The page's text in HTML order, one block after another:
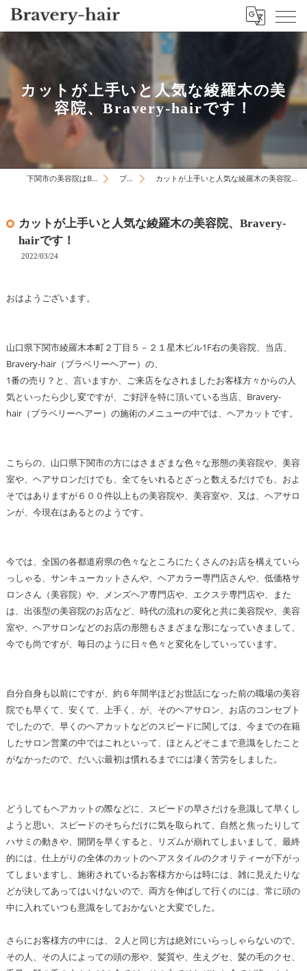
カットが上手いと人気な綾羅木の美
容院、Bravery-hairです！
下関市の美容院はBravery-hair ブログ カットが上手いと人気な綾羅木の美容院、Bravery-hairです！
カットが上手いと人気な綾羅木の美容院、Bravery-
hairです！
2022/03/24
おはようございます。
山口県下関市綾羅木本町２丁目５－２１星木ビル1F右の美容院、当店、
Bravery-hair（ブラベリーヘアー）の、
1番の売り？と、言いますか、ご来店をなされましたお客様方々からの人
気といったら少し変ですが、ご好評を特に頂いている当店、Bravery-
hair（ブラベリーヘアー）の施術のメニューの中では、ヘアカットです。
こちらの、山口県下関市の方にはさまざまな色々な形態の美容院や、美容
室や、ヘアサロンだけでも、全てをいれるとざっと数えるだけでも、およ
そではありますが６００件以上もの美容院や、美容室や、又は、ヘアサロ
ンが、今現在はあるとのようです。
今では、全国の各都道府県の色々なところにたくさんのお店を構えていら
っしゃる、サンキューカットさんや、ヘアカラー専門店さんや、低価格サ
ロンさん（美容院）や、メンズヘア専門店や、エクステ専門店や、また
は、出張型の美容院のお店など、時代の流れの変化と共に美容院や、美容
室や、ヘアサロンなどのお店の形態もさまざまな形になっていきまして、
今でも尚ですが、毎日のように日々色々と変化をしていっています。
自分自身も以前にですが、約６年間半ほどお世話になった前の職場の美容
院でも早くて、安くて、上手く、が、そのヘアサロン、お店のコンセプト
でしたので、早くのヘアカットなどのスピードに関しては、今までの在籍
したサロン営業の中ではこれといって、ほとんどそこまで意識をしたこと
がなかったので、だいぶ最初は慣れるまでには凄く苦労をしました。
どうしてもヘアカットの際などに、スピードの早さだけを意識して早くし
ようと思い、スピードのそちらだけに気を取られて、自然と焦ったりして
ハサミの動きや、開閉を早くすると、リズムが崩れてしまいまして、最終
的には、仕上がりの全体のカットのヘアスタイルのクオリティーが下がっ
てしまいますし、施術されているお客様方からは時には、雑に見えたりな
どが決してあってはいけないので、両方を伸ばして行くのには、常に頭の
中に入れていつも意識をしておかないと大変でした。
さらにお客様方の中には、２人と同じ方は絶対にいらっしゃらないので、
その人、その人によっての頭の形や、髪質や、生えグセ、髪の毛のクセ、